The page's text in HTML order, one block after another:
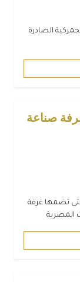
الصادرة
صناعة
تضمها غرفة
المصرية